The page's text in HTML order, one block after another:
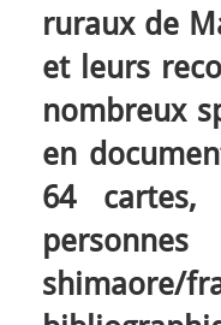
ruraux de
et leurs
nombreux
en
64 cartes,
shimaore/